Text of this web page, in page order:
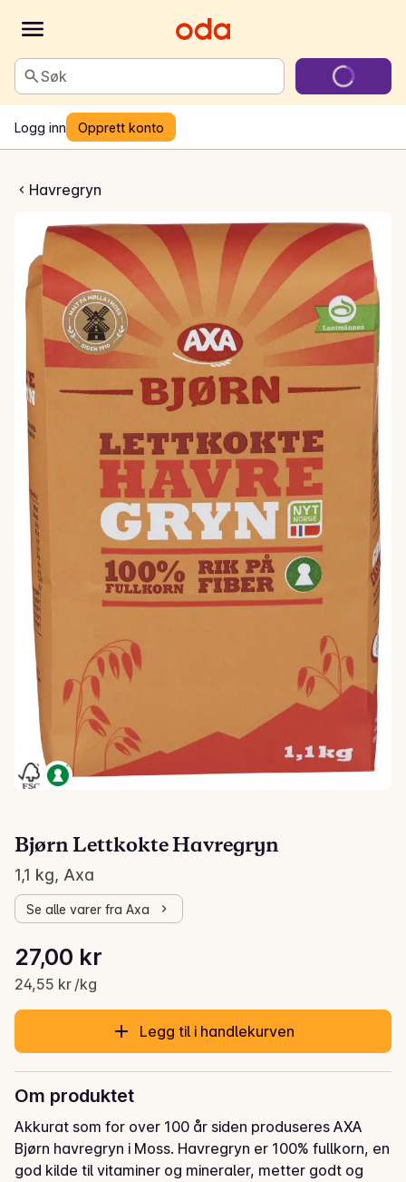
Søk
Logg inn Opprett konto
Havregryn
Havregryn
Bjørn Lettkokte Havregryn
1,1 kg, Axa
Se alle varer fra Axa
Gjeldende pris er: 27,00 kr
27,00 kr
24,55 kr /kg
Stykkpris: 24,55 kr /kg
Legg til i handlekurven
Om produktet
Akkurat som for over 100 år siden produseres AXA
Bjørn havregryn i Moss. Havregryn er 100% fullkorn, en
god kilde til vitaminer og mineraler, metter godt og